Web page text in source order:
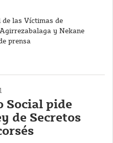
las Víctimas de
y Nekane
prensa
Social pide
de Secretos